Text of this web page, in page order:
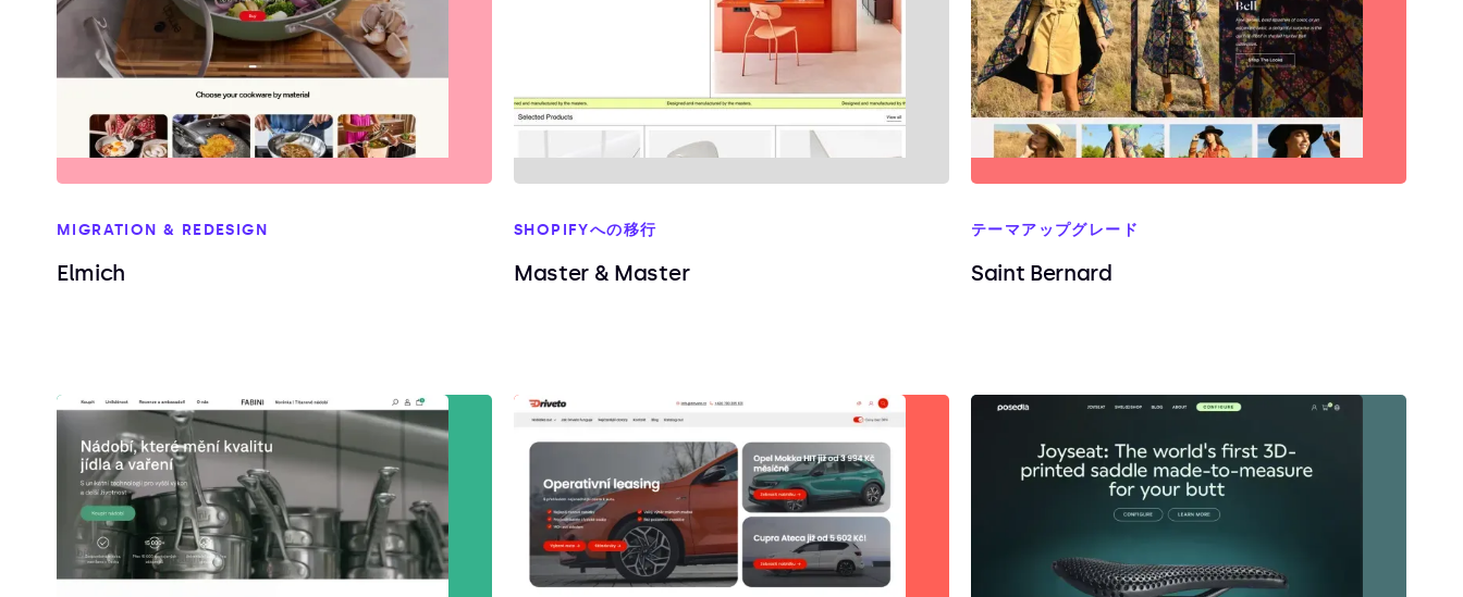
MIGRATION & REDESIGN
Elmich
SHOPIFYへの移行
Master & Master
テーマアップグレード
Saint Bernard